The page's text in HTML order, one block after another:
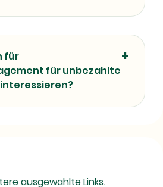
für
für unbezahlte
ausgewählte Links.